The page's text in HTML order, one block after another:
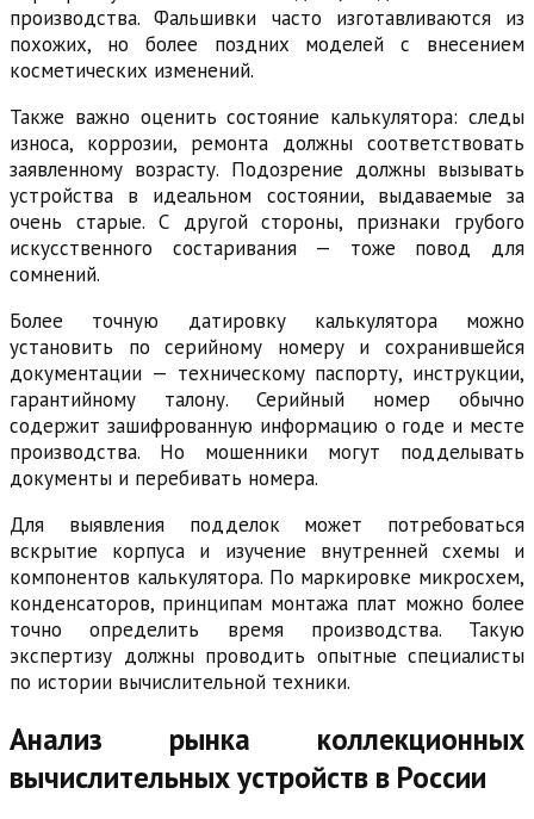
производства. Фальшивки часто изготавливаются из
похожих, но более поздних моделей с внесением
косметических изменений.
Также важно оценить состояние калькулятора: следы
износа, коррозии, ремонта должны соответствовать
заявленному возрасту. Подозрение должны вызывать
устройства в идеальном состоянии, выдаваемые за
очень старые. С другой стороны, признаки грубого
искусственного состаривания — тоже повод для
сомнений.
Более точную датировку калькулятора можно
установить по серийному номеру и сохранившейся
документации — техническому паспорту, инструкции,
гарантийному талону. Серийный номер обычно
содержит зашифрованную информацию о годе и месте
производства. Но мошенники могут подделывать
документы и перебивать номера.
Для выявления подделок может потребоваться
вскрытие корпуса и изучение внутренней схемы и
компонентов калькулятора. По маркировке микросхем,
конденсаторов, принципам монтажа плат можно более
точно определить время производства. Такую
экспертизу должны проводить опытные специалисты
по истории вычислительной техники.
Анализ рынка коллекционных
вычислительных устройств в России